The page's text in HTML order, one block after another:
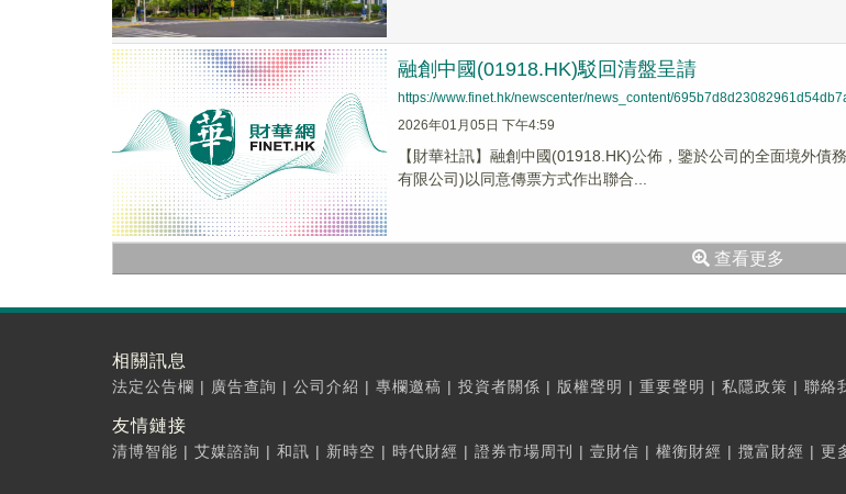
融創中國(01918.HK)駁回清盤呈請
https://www.finet.hk/newscenter/news_content/
2026年01月05日 下午4:59
【財華社訊】融創中國(01918.HK)公佈，鑒於公司的全面境外
有限公司)以同意傳票方式作出聯合...
查看更多
相關訊息
法定公告欄 | 廣告查詢 | 公司介紹 | 專欄邀稿 | 投資者關係 | 版權聲明 | 重要聲明 | 私隱政策 | 聯絡
友情鏈接
清博智能 | 艾媒諮詢 | 和訊 | 新時空 | 時代財經 | 證券市場周刊 | 壹財信 | 權衡財經 | 攬富財經 | 更